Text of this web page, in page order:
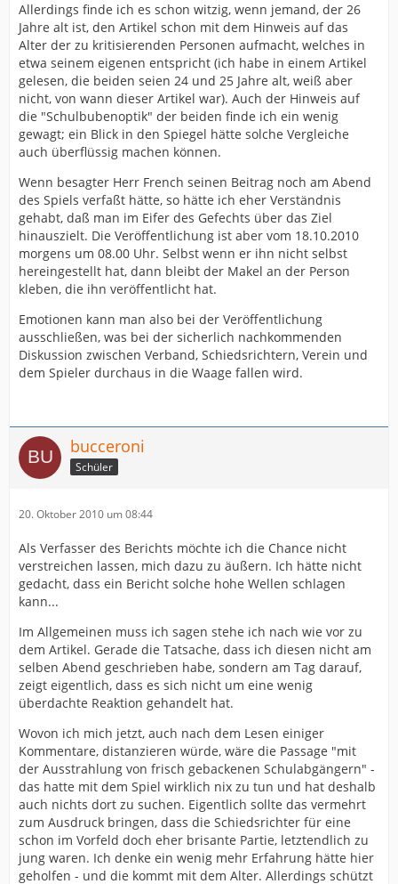
Allerdings finde ich es schon witzig, wenn jemand, der 26
Jahre alt ist, den Artikel schon mit dem Hinweis auf das
Alter der zu kritisierenden Personen aufmacht, welches in
etwa seinem eigenen entspricht (ich habe in einem Artikel
gelesen, die beiden seien 24 und 25 Jahre alt, weiß aber
nicht, von wann dieser Artikel war). Auch der Hinweis auf
die "Schulbubenoptik" der beiden finde ich ein wenig
gewagt; ein Blick in den Spiegel hätte solche Vergleiche
auch überflüssig machen können.
Wenn besagter Herr French seinen Beitrag noch am Abend
des Spiels verfaßt hätte, so hätte ich eher Verständnis
gehabt, daß man im Eifer des Gefechts über das Ziel
hinauszielt. Die Veröffentlichung ist aber vom 18.10.2010
morgens um 08.00 Uhr. Selbst wenn er ihn nicht selbst
hereingestellt hat, dann bleibt der Makel an der Person
kleben, die ihn veröffentlicht hat.
Emotionen kann man also bei der Veröffentlichung
ausschließen, was bei der sicherlich nachkommenden
Diskussion zwischen Verband, Schiedsrichtern, Verein und
dem Spieler durchaus in die Waage fallen wird.
bucceroni
Schüler
20. Oktober 2010 um 08:44
Als Verfasser des Berichts möchte ich die Chance nicht
verstreichen lassen, mich dazu zu äußern. Ich hätte nicht
gedacht, dass ein Bericht solche hohe Wellen schlagen
kann...
Im Allgemeinen muss ich sagen stehe ich nach wie vor zu
dem Artikel. Gerade die Tatsache, dass ich diesen nicht am
selben Abend geschrieben habe, sondern am Tag darauf,
zeigt eigentlich, dass es sich nicht um eine wenig
überdachte Reaktion gehandelt hat.
Wovon ich mich jetzt, auch nach dem Lesen einiger
Kommentare, distanzieren würde, wäre die Passage "mit
der Ausstrahlung von frisch gebackenen Schulabgängern" -
das hatte mit dem Spiel wirklich nix zu tun und hat deshalb
auch nichts dort zu suchen. Eigentlich sollte das vermehrt
zum Ausdruck bringen, dass die Schiedsrichter für eine
schon im Vorfeld doch eher brisante Partie, letztendlich zu
jung waren. Ich denke ein wenig mehr Erfahrung hätte hier
geholfen - und die kommt mit dem Alter. Allerdings schützt